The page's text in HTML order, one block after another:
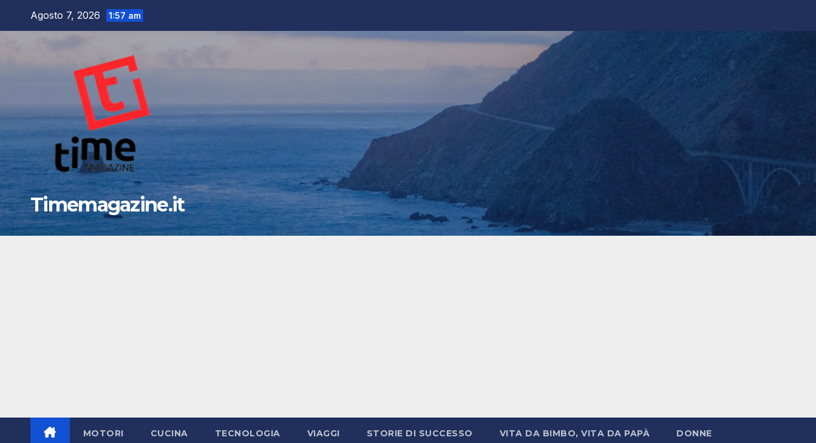
Agosto 7, 2026 1:57 am
Timemagazine.it
MOTORI CUCINA TECNOLOGIA VIAGGI STORIE DI SUCCESSO VITA DA BIMBO, VITA DA PAPÀ DONNE